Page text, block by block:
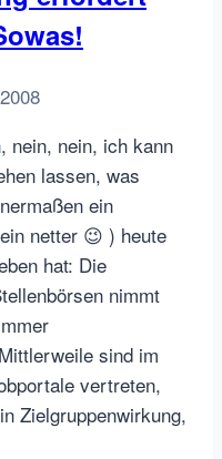
nein, nein, ich kann
lassen, was
ein
netter 😉 ) heute
hat: Die
nimmt
sind im
vertreten,
Zielgruppenwirkung,